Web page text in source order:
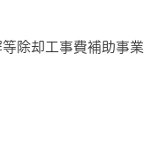
除却工事費補助事業